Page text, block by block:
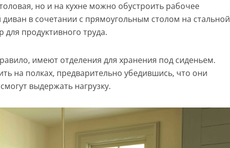
но и на кухне можно обустроить рабочее
в сочетании с прямоугольным столом на стальной
продуктивного труда.
имеют отделения для хранения под сиденьем.
на полках, предварительно убедившись, что они
выдержать нагрузку.